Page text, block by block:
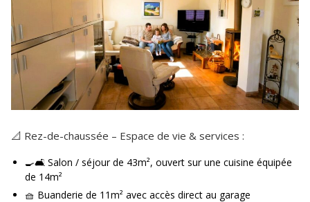
📐 Rez-de-chaussée – Espace de vie & services :
🍳🛋️ Salon / séjour de 43m², ouvert sur une cuisine équipée
de 14m²
🧺 Buanderie de 11m² avec accès direct au garage